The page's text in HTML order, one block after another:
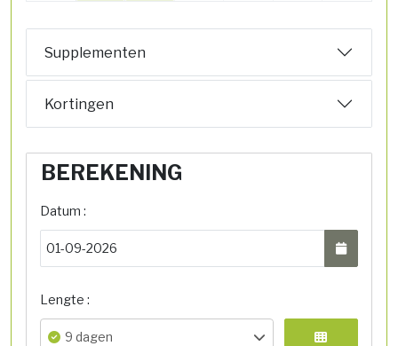
Supplementen
Kortingen
BEREKENING
Datum :
Lengte :
9 dagen